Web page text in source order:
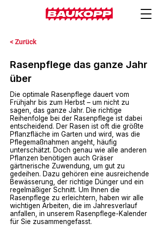
< Zurück
Rasenpflege das ganze Jahr
über
Die optimale Rasenpflege dauert vom
Frühjahr bis zum Herbst – um nicht zu
sagen, das ganze Jahr. Die richtige
Reihenfolge bei der Rasenpflege ist dabei
entscheidend. Der Rasen ist oft die größte
Pflanzfläche im Garten und wird, was die
Pflegemaßnahmen angeht, häufig
unterschätzt. Doch genau wie alle anderen
Pflanzen benötigen auch Gräser
gärtnerische Zuwendung, um gut zu
gedeihen. Dazu gehören eine ausreichende
Bewässerung, der richtige Dünger und ein
regelmäßiger Schnitt. Um Ihnen die
Rasenpflege zu erleichtern, haben wir alle
wichtigen Arbeiten, die im Jahresverlauf
anfallen, in unserem Rasenpflege-Kalender
für Sie zusammengefasst.